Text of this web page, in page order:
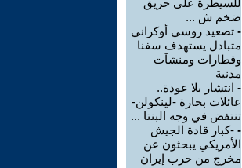
للسيطرة على حريق
ضخم ش ...
- تصعيد روسي أوكراني
متبادل يستهدف سفنا
وقطارات ومنشآت
مدنية
- انتشار بلا عودة..
عائلات بحارة -لينكولن-
تنتفض في وجه البنتا ...
- -كبار قادة الجيش
الأمريكي يبحثون عن
مخرج من حرب إيران